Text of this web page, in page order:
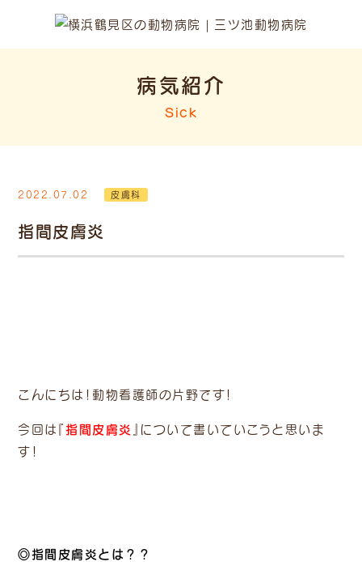
病気紹介
Sick
2022.07.02 皮膚科
指間皮膚炎
こんにちは！動物看護師の片野です！
今回は『指間皮膚炎 』について書いていこうと思いま
す！
◎指間皮膚炎とは？？